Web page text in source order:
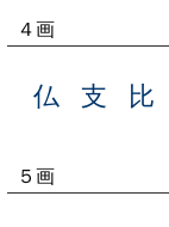
４画
仏 支 比
５画